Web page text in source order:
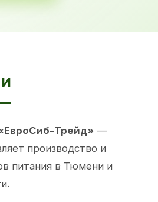
Трейд» —
производство и
питания в Тюмени и